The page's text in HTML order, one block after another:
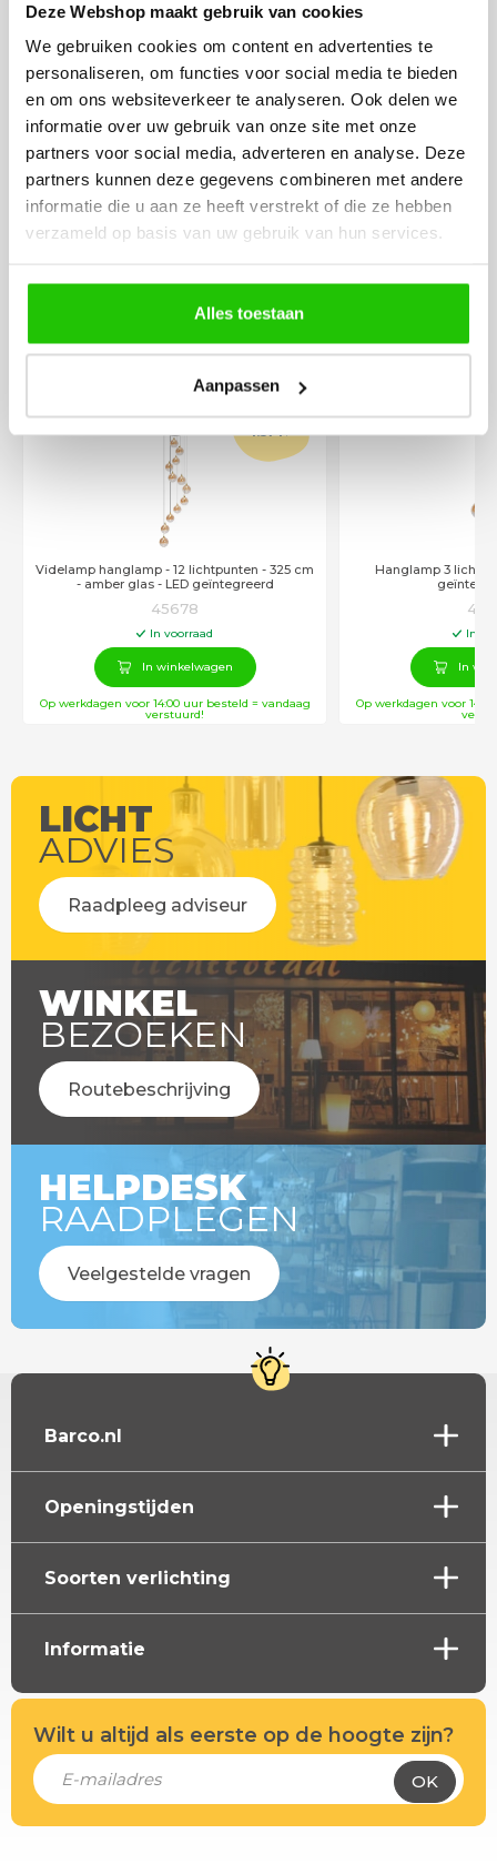
Deze Webshop maakt gebruik van cookies
We gebruiken cookies om content en advertenties te
personaliseren, om functies voor social media te bieden
en om ons websiteverkeer te analyseren. Ook delen we
informatie over uw gebruik van onze site met onze
partners voor social media, adverteren en analyse. Deze
partners kunnen deze gegevens combineren met andere
informatie die u aan ze heeft verstrekt of die ze hebben
verzameld op basis van uw gebruik van hun services.
Alles toestaan
Aanpassen
werd deze al bezorgd. Super
netjes en veilig verpakt.
artikel is zeer mooi
veel sfeer, het is ook
eenvoudig te
MEER PRODUCTEN
UIT DE SERIE GISELA
Alle producten uit deze serie
Videlamp hanglamp - 12 lichtpunten - 325 cm
- amber glas - LED geïntegreerd
45678
In voorraad
In winkelwagen
Op werkdagen voor 14:00 uur besteld = vandaag
verstuurd!
Hanglamp 3 lichts
In
In
Op werkdagen voor
LICHT
ADVIES
Raadpleeg adviseur
WINKEL
BEZOEKEN
Routebeschrijving
HELPDESK
RAADPLEGEN
Veelgestelde vragen
Barco.nl
Openingstijden
Soorten verlichting
Informatie
Wilt u altijd als eerste op de hoogte zijn?
OK